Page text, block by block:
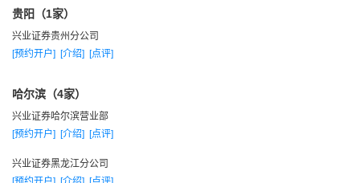
1994年4月29日，福建兴业证券有限公司成立，注册资本金
1亿。
1994年，代理证券交易总量首次进入上海交易所10强，列
1994年，投资银行业务主承销福州东百和闽福发配股，首
开国家股、法人股以权证方式向社会公众转让的先例，实现收
入6000多万元。
1994年，在熊市的大环境中实现当年利润5000多万元，利
贵阳（1家）
兴业证券贵州分公司
[预约开户] [介绍] [点评]
哈尔滨（4家）
兴业证券哈尔滨营业部
[预约开户] [介绍] [点评]
兴业证券黑龙江分公司